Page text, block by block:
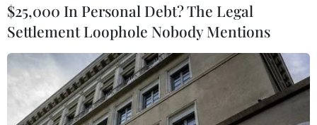
Anh Nguyễn Duy Cừ, đại diện cho cộng đồng Việt Nam tại
Luxembourg, phát biểu tại Tết cộng đồng ở Bỉ. (Ảnh: Hương
Giang/Vietnam+)
$25,000 In Personal Debt? The Legal
Settlement Loophole Nobody Mentions